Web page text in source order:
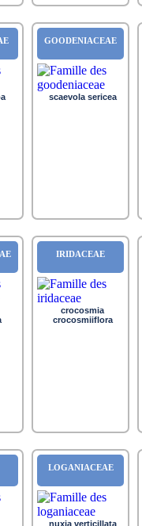
GOODENIACEAE
scaevola sericea
IRIDACEAE
crocosmia
crocosmiiflora
LOGANIACEAE
nuxia verticillata